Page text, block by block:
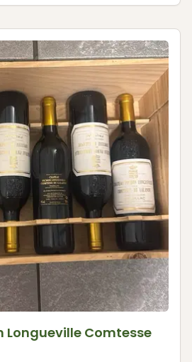
Longueville Comtesse